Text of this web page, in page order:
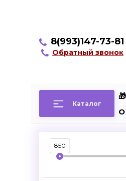
8(993)147-73-81
Обратный звонок
Каталог
850